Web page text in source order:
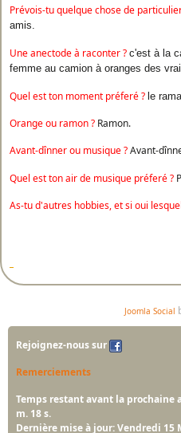
Prévois-tu quelque chose de
amis.
Une anectode à raconter ? c'est à la
femme au camion à oranges des
Quel est ton moment préferé ? le
Orange ou ramon ? Ramon.
Avant-dînner ou musique ?Avant-
Quel est ton air de musique préferé ? P
As-tu d'autres hobbies, et si oui
Joomla Social
Rejoignez-nous sur
Remerciements
Temps restant avant la prochaine
m. 18 s.
Dernière mise à jour: Vendredi 15